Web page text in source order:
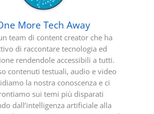
More Tech Away
team di content creator che ha
di raccontare tecnologia ed
rendendole accessibili a tutti.
contenuti testuali, audio e video
la nostra conoscenza e ci
sui temi più disparati
dall’intelligenza artificiale alla